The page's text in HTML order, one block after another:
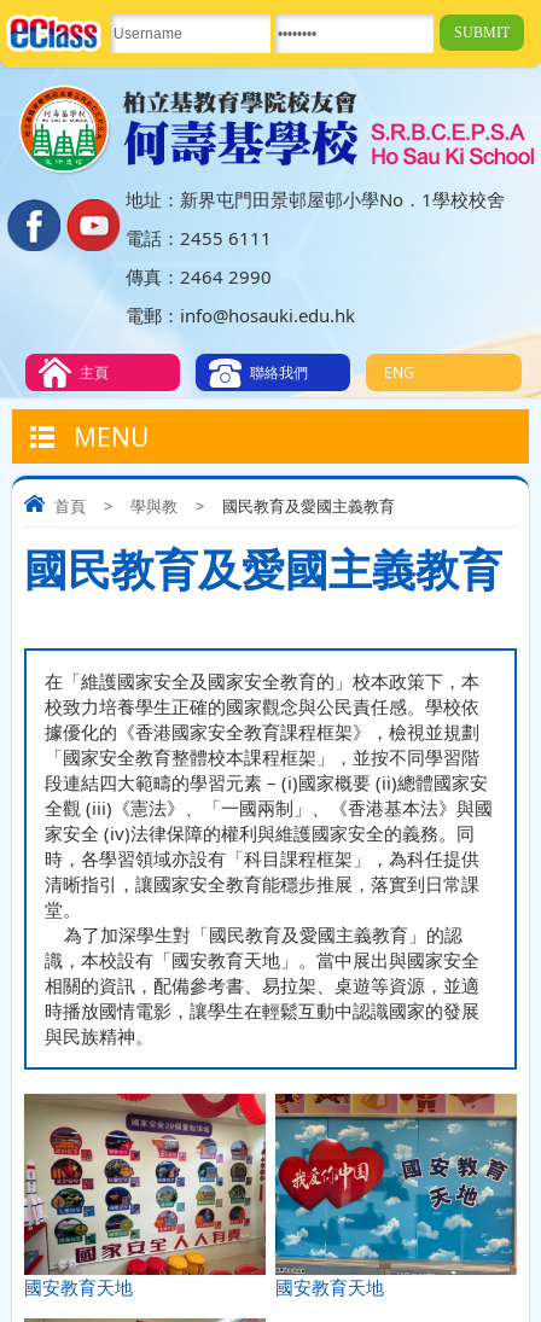
地址：新界屯門田景邨屋邨小學No．1學校校舍
電話：2455 6111
傳真：2464 2990
電郵：info@hosauki.edu.hk
ENG
聯絡我們
主頁
MENU
首頁 > 學與教 > 國民教育及愛國主義教育
國民教育及愛國主義教育
在「維護國家安全及國家安全教育的」校本政策下，本
校致力培養學生正確的國家觀念與公民責任感。學校依
據優化的《香港國家安全教育課程框架》，檢視並規劃
「國家安全教育整體校本課程框架」，並按不同學習階
段連結四大範疇的學習元素 – (i)國家概要 (ii)總體國家安
全觀 (iii)《憲法》、「一國兩制」、《香港基本法》與國
家安全 (iv)法律保障的權利與維護國家安全的義務。同
時，各學習領域亦設有「科目課程框架」，為科任提供
清晰指引，讓國家安全教育能穩步推展，落實到日常課
堂。
為了加深學生對「國民教育及愛國主義教育」的認
識，本校設有「國安教育天地」。當中展出與國家安全
相關的資訊，配備參考書、易拉架、桌遊等資源，並適
時播放國情電影，讓學生在輕鬆互動中認識國家的發展
與民族精神。
國安教育天地 國安教育天地